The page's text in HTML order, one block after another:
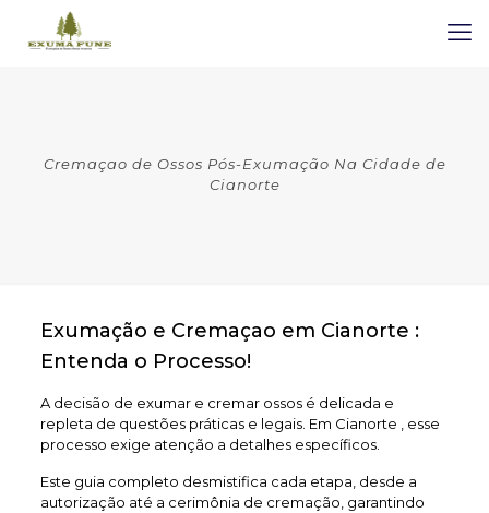
Cremaçao de Ossos Pós-Exumação Na Cidade de
Cianorte
Exumação e Cremaçao em Cianorte :
Entenda o Processo!
A decisão de exumar e cremar ossos é delicada e
repleta de questões práticas e legais. Em Cianorte , esse
processo exige atenção a detalhes específicos.
Este guia completo desmistifica cada etapa, desde a
autorização até a cerimônia de cremação, garantindo